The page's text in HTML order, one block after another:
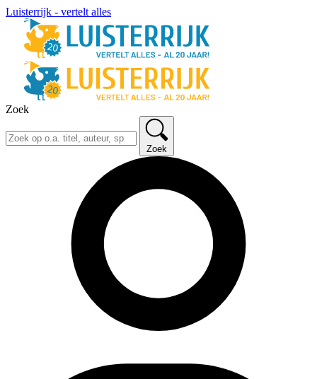
Luisterrijk - vertelt alles
Zoek
Zoek